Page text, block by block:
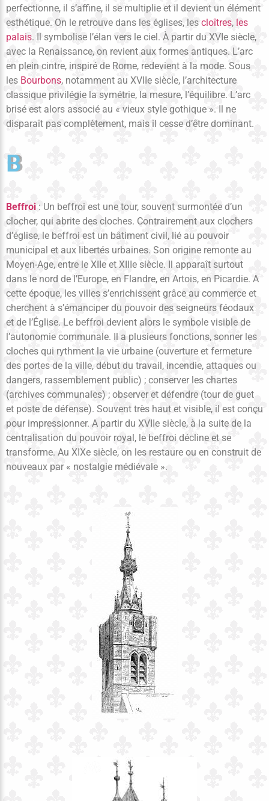
perfectionne, il s’affine, il se multiplie et il devient un élément
esthétique. On le retrouve dans les églises, les cloîtres, les
palais. Il symbolise l’élan vers le ciel. À partir du XVIe siècle,
avec la Renaissance, on revient aux formes antiques. L’arc
en plein cintre, inspiré de Rome, redevient à la mode. Sous
les Bourbons, notamment au XVIIe siècle, l’architecture
classique privilégie la symétrie, la mesure, l’équilibre. L’arc
brisé est alors associé au « vieux style gothique ». Il ne
disparaît pas complètement, mais il cesse d’être dominant.
B
Beffroi : Un beffroi est une tour, souvent surmontée d’un
clocher, qui abrite des cloches. Contrairement aux clochers
d’église, le beffroi est un bâtiment civil, lié au pouvoir
municipal et aux libertés urbaines. Son origine remonte au
Moyen-Age, entre le XIIe et XIIIe siècle. Il apparaît surtout
dans le nord de l’Europe, en Flandre, en Artois, en Picardie. A
cette époque, les villes s’enrichissent grâce au commerce et
cherchent à s’émanciper du pouvoir des seigneurs féodaux
et de l’Église. Le beffroi devient alors le symbole visible de
l’autonomie communale. Il a plusieurs fonctions, sonner les
cloches qui rythment la vie urbaine (ouverture et fermeture
des portes de la ville, début du travail, incendie, attaques ou
dangers, rassemblement public) ; conserver les chartes
(archives communales) ; observer et défendre (tour de guet
et poste de défense). Souvent très haut et visible, il est conçu
pour impressionner. A partir du XVIIe siècle, à la suite de la
centralisation du pouvoir royal, le beffroi décline et se
transforme. Au XIXe siècle, on les restaure ou en construit de
nouveaux par « nostalgie médiévale ».